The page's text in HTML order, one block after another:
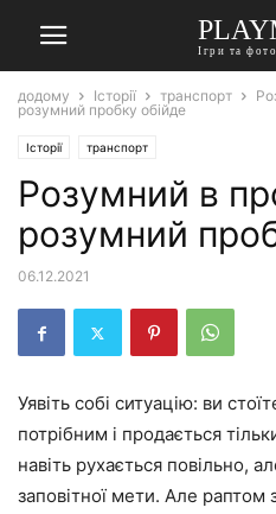
Ігри та
додому Історії транспорт
розумний пробку обійде
Історії транспорт
Розумний в
розумний
06.12.2021
Уявіть собі ситуацію: ви
потрібним і продається
навіть рухається повільно,
заповітної мети. Але раптом